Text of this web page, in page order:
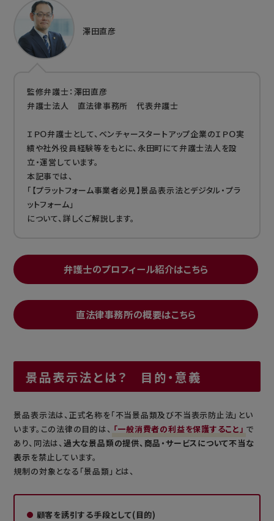
澤田直彦
監修弁護士：澤田直彦
弁護士法人 直法律事務所 代表弁護士
ＩＰＯ弁護士として、ベンチャースタートアップ企業のＩＰＯ実
績や社外役員経験等をもとに、永田町にて弁護士法人を設
立・運営しています。
本記事では、
「【プラットフォーム事業者必見】景品表示法とデジタル・プラ
ットフォーム」
について、詳しくご解説します。
弁護士のプロフィール紹介はこちら
直法律事務所の概要はこちら
景品表示法とは？ 目的・意義
景品表示法は、正式名称を「不当景品類及び不当表示防止法」とい
います。この法律の目的は、 「一般消費者の利益を保護すること」 で
あり、同法は、過大な景品類の提供、商品・サービスについて不当な
表示を禁止しています。
規制の対象となる「景品類」とは、
顧客を誘引する手段として(目的)